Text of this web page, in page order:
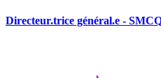
Directeur.trice général.e -